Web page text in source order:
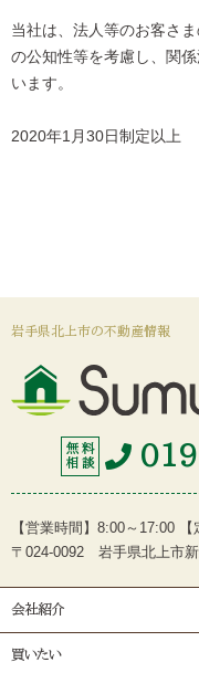
当社は、法人等のお客さ
の公知性等を考慮し、関
います。
2020年1月30日制定以上
岩手県北上市の不動産情報
無 料
相 談
【営業時間】8:00～17:00
〒024-0092 岩手県北上市
会社紹介
買いたい